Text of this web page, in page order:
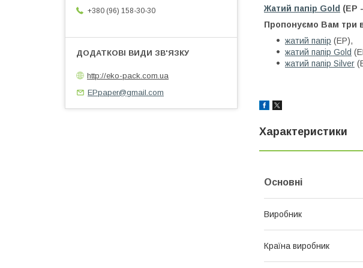
Жатий папір Gold (EP
Пропонуємо
жатий папір (EP),
жатий папір Gold
жатий папір Silver
Характеристики
Основні
Виробник
Країна виробник
+380 (96) 158-30-30
http://eko-pack.com.ua
EPpaper@gmail.com